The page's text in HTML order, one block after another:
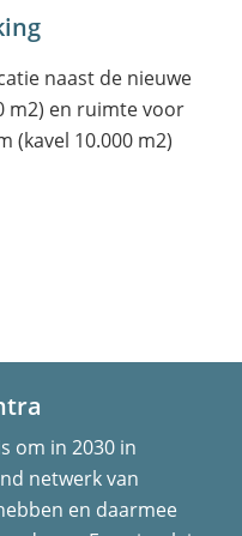
naast de nieuwe
m2) en ruimte voor
(kavel 10.000 m2)
om in 2030 in
netwerk van
en daarmee